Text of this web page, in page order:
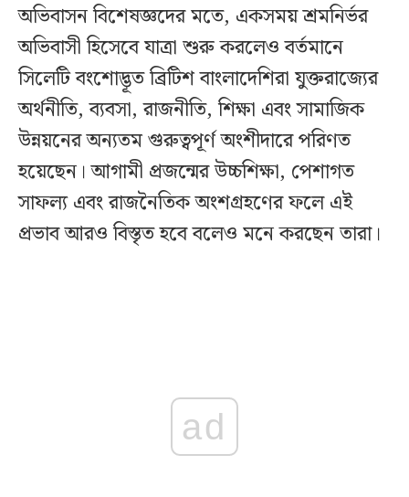
অভিবাসন বিশেষজ্ঞদের মতে, একসময় শ্রমনির্ভর
অভিবাসী হিসেবে যাত্রা শুরু করলেও বর্তমানে
সিলেটি বংশোদ্ভূত ব্রিটিশ বাংলাদেশিরা যুক্তরাজ্যের
অর্থনীতি, ব্যবসা, রাজনীতি, শিক্ষা এবং সামাজিক
উন্নয়নের অন্যতম গুরুত্বপূর্ণ অংশীদারে পরিণত
হয়েছেন। আগামী প্রজন্মের উচ্চশিক্ষা, পেশাগত
সাফল্য এবং রাজনৈতিক অংশগ্রহণের ফলে এই
প্রভাব আরও বিস্তৃত হবে বলেও মনে করছেন তারা।
ad